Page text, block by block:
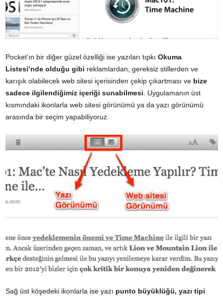
Pocket’ın bir diğer güzel özelliği ise yazıları tıpkı Okuma
Listesi’nde olduğu gibi reklamlardan, gereksiz stillerden ve
karışık olabilecek web sitesi içerisinden çekip çıkartması ve bize
sadece ilgilendiğimiz içeriği sunabilmesi. Uygulamanın üst
kısmındaki ikonlarla web sitesi görünümü ya da yazı görünümü
arasında bir seçim yapabiliyoruz.
Sağ üst köşedeki ikonlarla ise yazı punto büyüklüğü, yazı tipi